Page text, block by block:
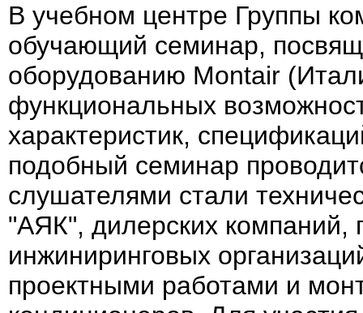
В учебном центре Группы
обучающий семинар,
оборудованию Montair
функциональных
характеристик,
подобный семинар
слушателями стали
"АЯК", дилерских компаний,
инжиниринговых
проектными работами и